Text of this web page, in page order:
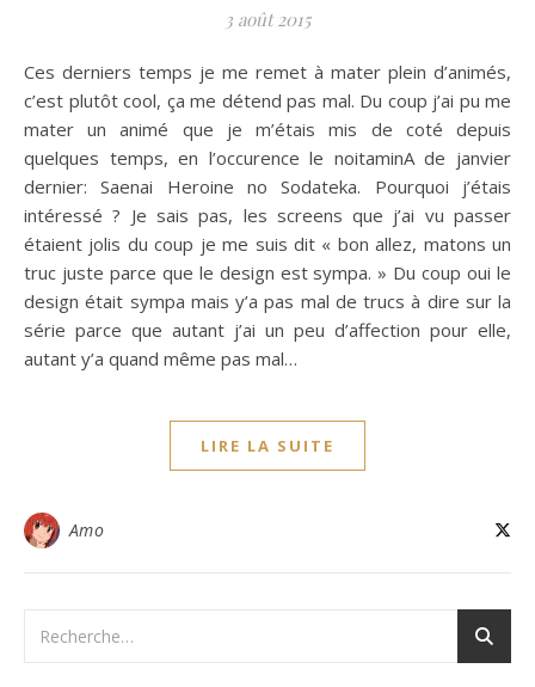
3 août 2015
Ces derniers temps je me remet à mater plein d’animés,
c’est plutôt cool, ça me détend pas mal. Du coup j’ai pu me
mater un animé que je m’étais mis de coté depuis
quelques temps, en l’occurence le noitaminA de janvier
dernier: Saenai Heroine no Sodateka. Pourquoi j’étais
intéressé ? Je sais pas, les screens que j’ai vu passer
étaient jolis du coup je me suis dit « bon allez, matons un
truc juste parce que le design est sympa. » Du coup oui le
design était sympa mais y’a pas mal de trucs à dire sur la
série parce que autant j’ai un peu d’affection pour elle,
autant y’a quand même pas mal…
LIRE LA SUITE
Amo